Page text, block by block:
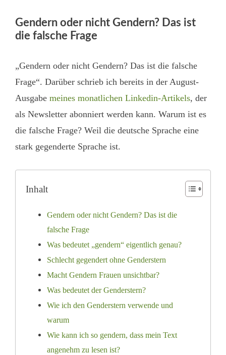
Gendern oder nicht Gendern? Das ist
die falsche Frage
„Gendern oder nicht Gendern? Das ist die falsche
Frage“. Darüber schrieb ich bereits in der August-
Ausgabe meines monatlichen Linkedin-Artikels, der
als Newsletter abonniert werden kann. Warum ist es
die falsche Frage? Weil die deutsche Sprache eine
stark gegenderte Sprache ist.
Inhalt
Gendern oder nicht Gendern? Das ist die
falsche Frage
Was bedeutet „gendern“ eigentlich genau?
Schlecht gegendert ohne Genderstern
Macht Gendern Frauen unsichtbar?
Was bedeutet der Genderstern?
Wie ich den Genderstern verwende und
warum
Wie kann ich so gendern, dass mein Text
angenehm zu lesen ist?